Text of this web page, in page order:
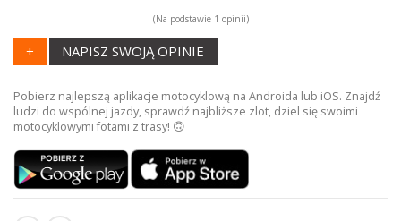
(Na podstawie 1 opinii)
+ NAPISZ SWOJĄ OPINIE
Pobierz najlepszą aplikacje motocyklową na Androida lub iOS. Znajdź
ludzi do wspólnej jazdy, sprawdź najbliższe zlot, dziel się swoimi
motocyklowymi fotami z trasy! 🙃